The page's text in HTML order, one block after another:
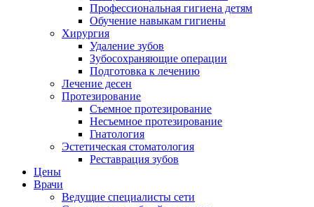
Профессиональная гигиена детям
Обучение навыкам гигиены
Хирургия
Удаление зубов
Зубосохраняющие операции
Подготовка к лечению
Лечение десен
Протезирование
Съемное протезирование
Несъемное протезирование
Гнатология
Эстетическая стоматология
Реставрация зубов
Цены
Врачи
Ведущие специалисты сети